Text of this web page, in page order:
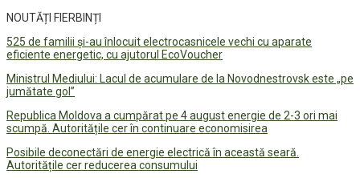
NOUTĂȚI FIERBINȚI
525 de familii și-au înlocuit electrocasnicele vechi cu aparate
eficiente energetic, cu ajutorul EcoVoucher
Ministrul Mediului: Lacul de acumulare de la Novodnestrovsk este „pe
jumătate gol”
Republica Moldova a cumpărat pe 4 august energie de 2-3 ori mai
scumpă. Autoritățile cer în continuare economisirea
Posibile deconectări de energie electrică în această seară.
Autoritățile cer reducerea consumului